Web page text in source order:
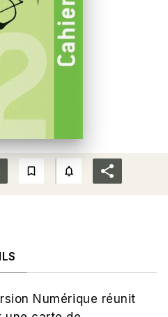
bookmark_border
Numérique réunit